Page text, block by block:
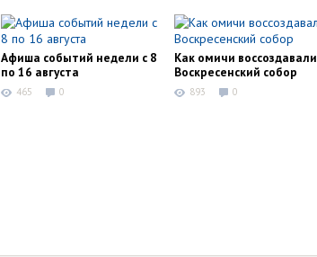
Афиша событий недели с 8
по 16 августа
465 0
Как омичи воссоздавали
Воскресенский собор
893 0